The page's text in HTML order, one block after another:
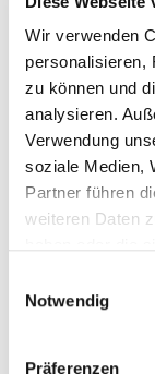
Wir verwenden
personalisieren,
zu können und
analysieren.
Verwendung
soziale Medien,
Partner führen
weiteren Daten
Notwendig
Präferenzen
Marketing
Sonstiges
Ich